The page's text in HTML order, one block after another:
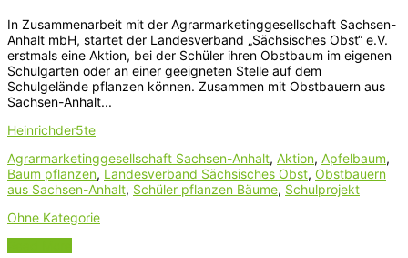
In Zusammenarbeit mit der Agrarmarketinggesellschaft Sachsen-
Anhalt mbH, startet der Landesverband „Sächsisches Obst“ e.V.
erstmals eine Aktion, bei der Schüler ihren Obstbaum im eigenen
Schulgarten oder an einer geeigneten Stelle auf dem
Schulgelände pflanzen können. Zusammen mit Obstbauern aus
Sachsen-Anhalt...
Heinrichder5te
Agrarmarketinggesellschaft Sachsen-Anhalt, Aktion, Apfelbaum,
Baum pflanzen, Landesverband Sächsisches Obst, Obstbauern
aus Sachsen-Anhalt, Schüler pflanzen Bäume, Schulprojekt
Ohne Kategorie